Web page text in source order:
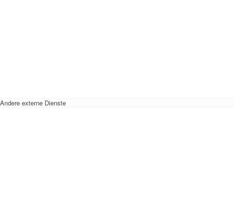
Andere externe Dienste